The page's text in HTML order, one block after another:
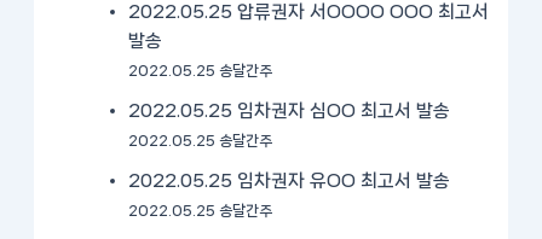
2022.05.25 압류권자 서OOOO OOO 최고서
발송
2022.05.25 송달간주
2022.05.25 임차권자 심OO 최고서 발송
2022.05.25 송달간주
2022.05.25 임차권자 유OO 최고서 발송
2022.05.25 송달간주